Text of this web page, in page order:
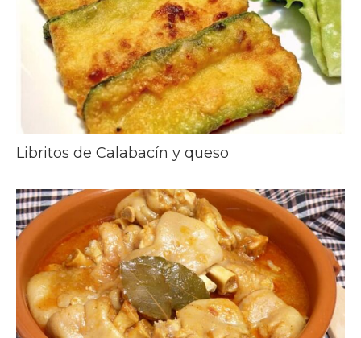
Libritos de Calabacín y queso